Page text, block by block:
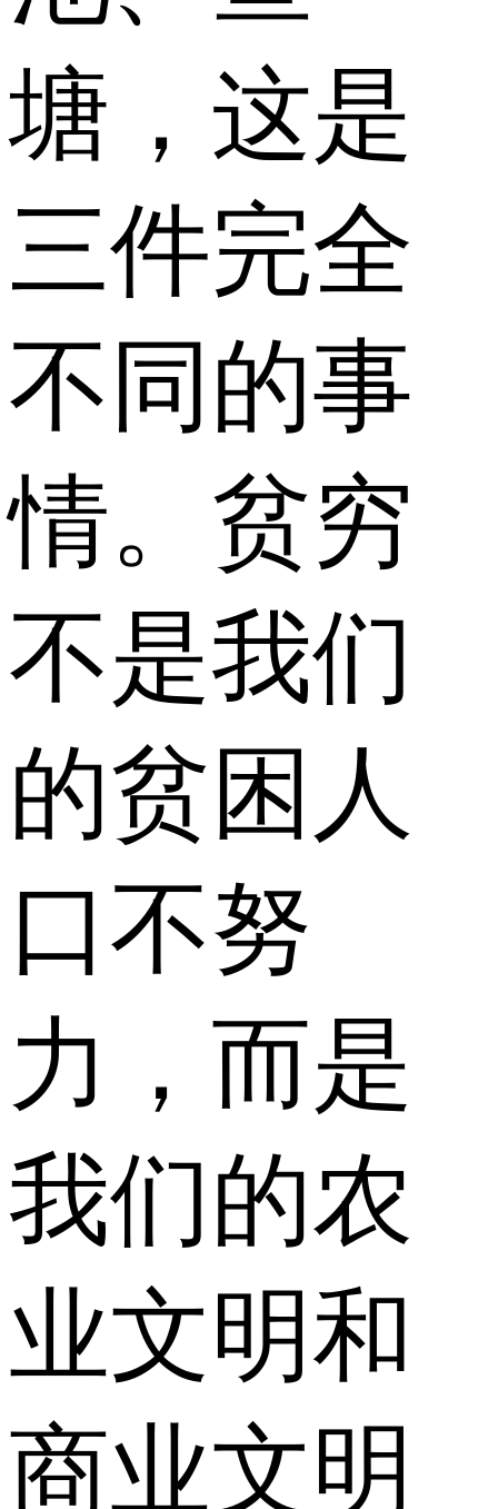
塘，这是
三件完全
不同的事
情。贫穷
不是我们
的贫困人
口不努
力，而是
我们的农
业文明和
商业文明